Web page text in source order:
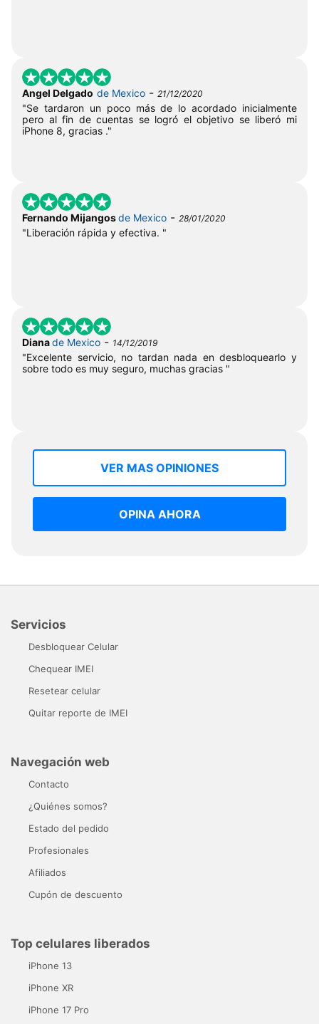
Angel Delgado de Mexico - 21/12/2020
"Se tardaron un poco más de lo acordado inicialmente
pero al fin de cuentas se logró el objetivo se liberó mi
iPhone 8, gracias ."
Fernando Mijangosde Mexico - 28/01/2020
"Liberación rápida y efectiva. "
Dianade Mexico - 14/12/2019
"Excelente servicio, no tardan nada en desbloquearlo y
sobre todo es muy seguro, muchas gracias "
VER MAS OPINIONES
OPINA AHORA
Servicios
Desbloquear Celular
Chequear IMEI
Resetear celular
Quitar reporte de IMEI
Navegación web
Contacto
¿Quiénes somos?
Estado del pedido
Profesionales
Afiliados
Cupón de descuento
Top celulares liberados
iPhone 13
iPhone XR
iPhone 17 Pro